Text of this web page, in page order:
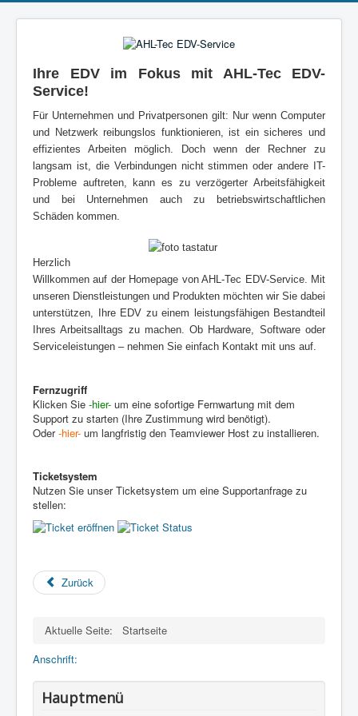
Ihre EDV im Fokus mit AHL-Tec EDV-
Service!
Für Unternehmen und Privatpersonen gilt: Nur wenn Computer
und Netzwerk reibungslos funktionieren, ist ein sicheres und
effizientes Arbeiten möglich. Doch wenn der Rechner zu
langsam ist, die Verbindungen nicht stimmen oder andere IT-
Probleme auftreten, kann es zu verzögerter Arbeitsfähigkeit
und bei Unternehmen auch zu betriebswirtschaftlichen
Schäden kommen.
Herzlich
Willkommen auf der Homepage von AHL-Tec EDV-Service. Mit
unseren Dienstleistungen und Produkten möchten wir Sie dabei
unterstützen, Ihre EDV zu einem leistungsfähigen Bestandteil
Ihres Arbeitsalltags zu machen. Ob Hardware, Software oder
Serviceleistungen – nehmen Sie einfach Kontakt mit uns auf.
Fernzugriff
Klicken Sie -hier- um eine sofortige Fernwartung mit dem
Support zu starten (Ihre Zustimmung wird benötigt).
Oder-hier- um langfristig den Teamviewer Host zu installieren.
Ticketsystem
Nutzen Sie unser Ticketsystem um eine Supportanfrage zu
stellen:
Zurück
Aktuelle Seite:
Startseite
Anschrift:
Hauptmenü